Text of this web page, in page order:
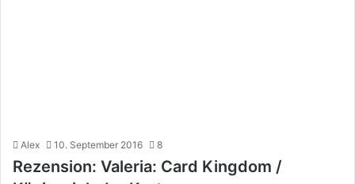
Alex 10. September 2016 8
Rezension: Valeria: Card Kingdom /